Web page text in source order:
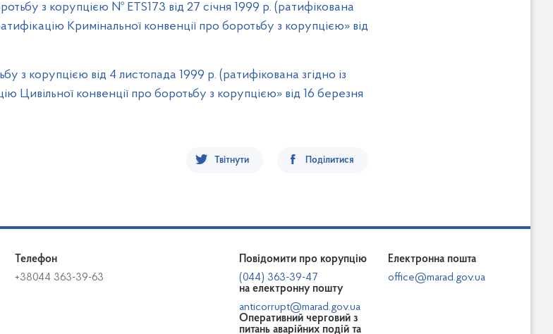
з корупцією № ETS173 від 27 січня 1999 р. (ратифікована
Кримінальної конвенції про боротьбу з корупцією» від
з корупцією від 4 листопада 1999 р. (ратифікована згідно із
Цивільної конвенції про боротьбу з корупцією» від 16 березня
Поділитися
Твітнути
Телефон
+38044 363-39-63
Повідомити про корупцію
(044) 363-39-47
на електронну пошту
anticorrupt@marad.gov.ua
Оперативний черговий з
питань аварійних подій та
Електронна пошта
office@marad.gov.ua